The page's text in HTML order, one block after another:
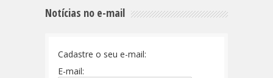
Notícias no e-mail
Cadastre o seu e-mail:
E-mail: